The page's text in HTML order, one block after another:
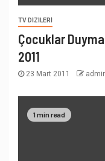
TV DIZILERI
Çocuklar
2011
23 Mart 2011
1 min read